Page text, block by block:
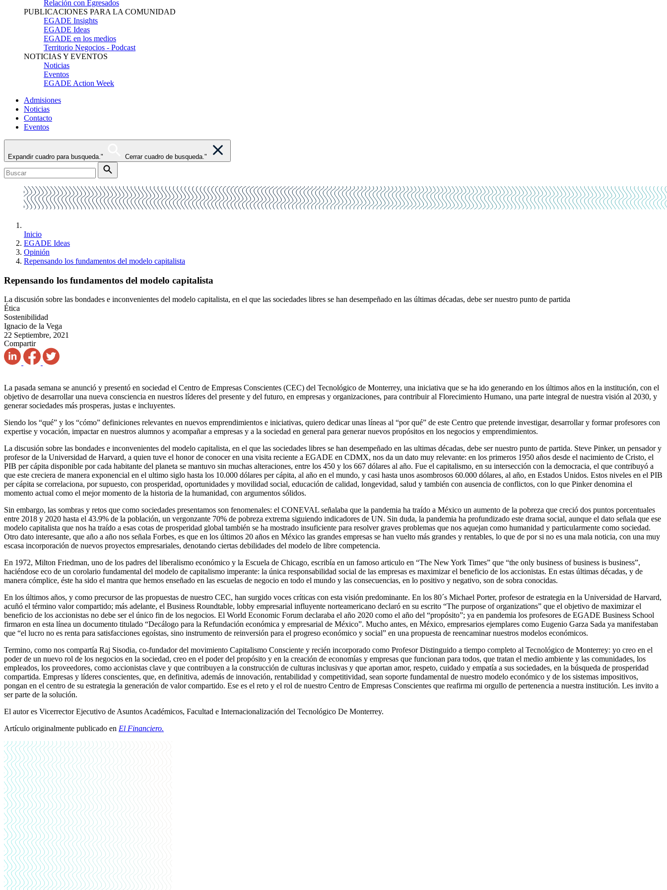
Relación con Egresados
PUBLICACIONES PARA LA COMUNIDAD
EGADE Insights
EGADE Ideas
EGADE en los medios
Territorio Negocios - Podcast
NOTICIAS Y EVENTOS
Noticias
Eventos
EGADE Action Week
Admisiones
Noticias
Contacto
Eventos
Expandir cuadro para busqueda." Cerrar cuadro de busqueda."
Inicio
EGADE Ideas
Opinión
Repensando los fundamentos del modelo capitalista
Repensando los fundamentos del modelo capitalista
La discusión sobre las bondades e inconvenientes del modelo capitalista, en el que las sociedades libres se han desempeñado en las últimas décadas, debe ser nuestro punto de partida
Ética
Sostenibilidad
Ignacio de la Vega
22 Septiembre, 2021
Compartir
La pasada semana se anunció y presentó en sociedad el Centro de Empresas Conscientes (CEC) del Tecnológico de Monterrey, una iniciativa que se ha ido generando en los últimos años en la institución, con el
objetivo de desarrollar una nueva consciencia en nuestros líderes del presente y del futuro, en empresas y organizaciones, para contribuir al Florecimiento Humano, una parte integral de nuestra visión al 2030, y
generar sociedades más prosperas, justas e incluyentes.
Siendo los “qué” y los “cómo” definiciones relevantes en nuevos emprendimientos e iniciativas, quiero dedicar unas líneas al “por qué” de este Centro que pretende investigar, desarrollar y formar profesores con
expertise y vocación, impactar en nuestros alumnos y acompañar a empresas y a la sociedad en general para generar nuevos propósitos en los negocios y emprendimientos.
La discusión sobre las bondades e inconvenientes del modelo capitalista, en el que las sociedades libres se han desempeñado en las ultimas décadas, debe ser nuestro punto de partida. Steve Pinker, un pensador y
profesor de la Universidad de Harvard, a quien tuve el honor de conocer en una visita reciente a EGADE en CDMX, nos da un dato muy relevante: en los primeros 1950 años desde el nacimiento de Cristo, el
PIB per cápita disponible por cada habitante del planeta se mantuvo sin muchas alteraciones, entre los 450 y los 667 dólares al año. Fue el capitalismo, en su intersección con la democracia, el que contribuyó a
que este creciera de manera exponencial en el ultimo siglo hasta los 10.000 dólares per cápita, al año en el mundo, y casi hasta unos asombrosos 60.000 dólares, al año, en Estados Unidos. Estos niveles en el PIB
per cápita se correlaciona, por supuesto, con prosperidad, oportunidades y movilidad social, educación de calidad, longevidad, salud y también con ausencia de conflictos, con lo que Pinker denomina el
momento actual como el mejor momento de la historia de la humanidad, con argumentos sólidos.
Sin embargo, las sombras y retos que como sociedades presentamos son fenomenales: el CONEVAL señalaba que la pandemia ha traído a México un aumento de la pobreza que creció dos puntos porcentuales
entre 2018 y 2020 hasta el 43.9% de la población, un vergonzante 70% de pobreza extrema siguiendo indicadores de UN. Sin duda, la pandemia ha profundizado este drama social, aunque el dato señala que ese
modelo capitalista que nos ha traído a esas cotas de prosperidad global también se ha mostrado insuficiente para resolver graves problemas que nos aquejan como humanidad y particularmente como sociedad.
Otro dato interesante, que año a año nos señala Forbes, es que en los últimos 20 años en México las grandes empresas se han vuelto más grandes y rentables, lo que de por si no es una mala noticia, con una muy
escasa incorporación de nuevos proyectos empresariales, denotando ciertas debilidades del modelo de libre competencia.
En 1972, Milton Friedman, uno de los padres del liberalismo económico y la Escuela de Chicago, escribía en un famoso articulo en “The New York Times” que “the only business of business is business”,
haciéndose eco de un corolario fundamental del modelo de capitalismo imperante: la única responsabilidad social de las empresas es maximizar el beneficio de los accionistas. En estas últimas décadas, y de
manera cómplice, éste ha sido el mantra que hemos enseñado en las escuelas de negocio en todo el mundo y las consecuencias, en lo positivo y negativo, son de sobra conocidas.
En los últimos años, y como precursor de las propuestas de nuestro CEC, han surgido voces críticas con esta visión predominante. En los 80´s Michael Porter, profesor de estrategia en la Universidad de Harvard,
acuñó el término valor compartido; más adelante, el Business Roundtable, lobby empresarial influyente norteamericano declaró en su escrito “The purpose of organizations” que el objetivo de maximizar el
beneficio de los accionistas no debe ser el único fin de los negocios. El World Economic Forum declaraba el año 2020 como el año del “propósito”; ya en pandemia los profesores de EGADE Business School
firmaron en esta línea un documento titulado “Decálogo para la Refundación económica y empresarial de México”. Mucho antes, en México, empresarios ejemplares como Eugenio Garza Sada ya manifestaban
que “el lucro no es renta para satisfacciones egoístas, sino instrumento de reinversión para el progreso económico y social” en una propuesta de reencaminar nuestros modelos económicos.
Termino, como nos compartía Raj Sisodia, co-fundador del movimiento Capitalismo Consciente y recién incorporado como Profesor Distinguido a tiempo completo al Tecnológico de Monterrey: yo creo en el
poder de un nuevo rol de los negocios en la sociedad, creo en el poder del propósito y en la creación de economías y empresas que funcionan para todos, que tratan el medio ambiente y las comunidades, los
empleados, los proveedores, como accionistas clave y que contribuyen a la construcción de culturas inclusivas y que aportan amor, respeto, cuidado y empatía a sus sociedades, en la búsqueda de prosperidad
compartida. Empresas y líderes conscientes, que, en definitiva, además de innovación, rentabilidad y competitividad, sean soporte fundamental de nuestro modelo económico y de los sistemas impositivos,
pongan en el centro de su estrategia la generación de valor compartido. Ese es el reto y el rol de nuestro Centro de Empresas Conscientes que reafirma mi orgullo de pertenencia a nuestra institución. Les invito a
ser parte de la solución.
El autor es Vicerrector Ejecutivo de Asuntos Académicos, Facultad e Internacionalización del Tecnológico De Monterrey.
Artículo originalmente publicado en El Financiero.